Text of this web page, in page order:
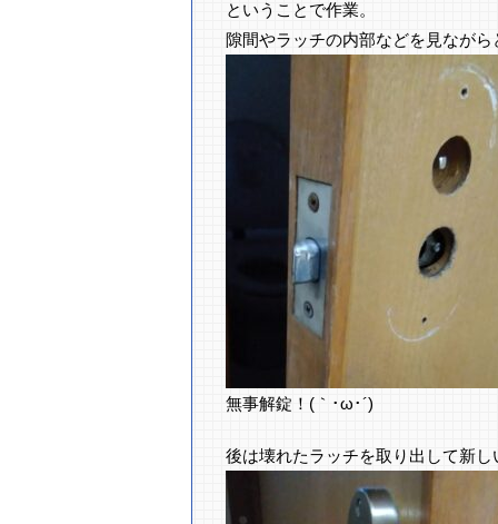
ということで作業。
隙間やラッチの内部などを見なが
無事解錠！(｀･ω･´)ゞ
後は壊れたラッチを取り出して新